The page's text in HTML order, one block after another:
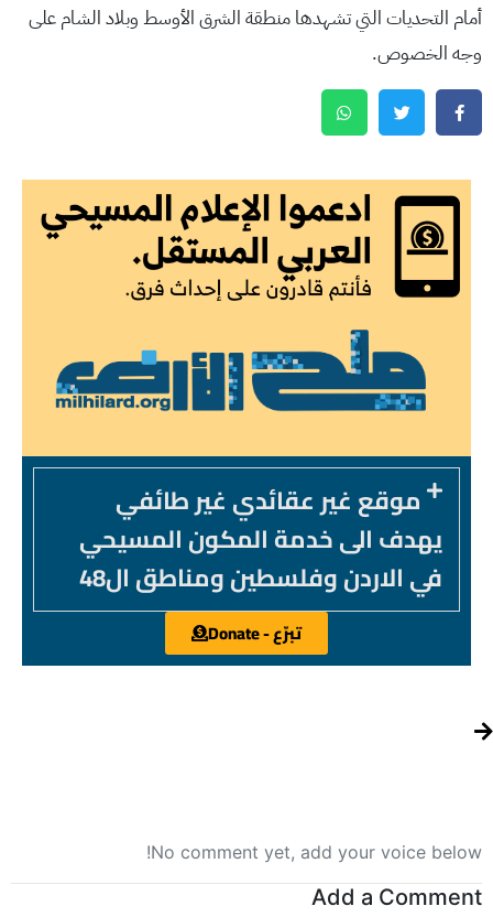
أمام التحديات التي تشهدها منطقة الشرق الأوسط وبلاد الشام على
وجه الخصوص.
موقع غير عقائدي غير طائفي
يهدف الى خدمة المكون المسيحي
في الاردن وفلسطين ومناطق ال48
تبرّع - Donate
No comment yet, add your voice below!
Add a Comment